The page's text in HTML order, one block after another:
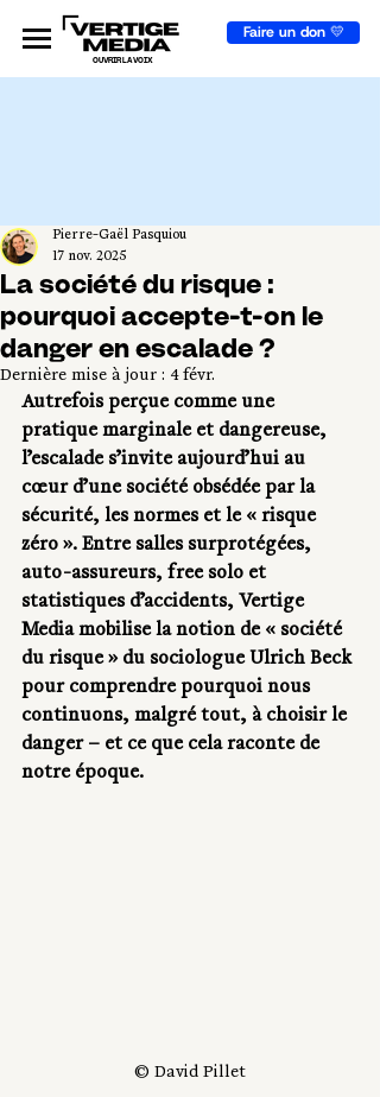
Faire un don 💛
OUVRIR LA VOIX
La société du risque :
pourquoi accepte-t-on le
danger en escalade ?
Pierre-Gaël Pasquiou
17 nov. 2025
Dernière mise à jour : 4 févr.
Autrefois perçue comme une
pratique marginale et dangereuse,
l’escalade s’invite aujourd’hui au
cœur d’une société obsédée par la
sécurité, les normes et le « risque
zéro ». Entre salles surprotégées,
auto-assureurs, free solo et
statistiques d’accidents, Vertige
Media mobilise la notion de « société
du risque » du sociologue Ulrich Beck
pour comprendre pourquoi nous
continuons, malgré tout, à choisir le
danger – et ce que cela raconte de
notre époque.
© David Pillet